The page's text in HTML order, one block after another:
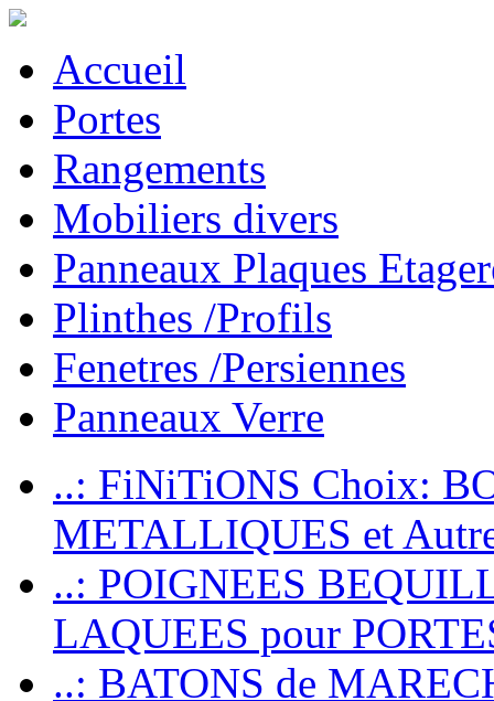
Accueil
Portes
Rangements
Mobiliers divers
Panneaux Plaques
Plinthes /Profils
Fenetres /Persiennes
Panneaux Verre
..: FiNiTiONS Choix:
METALLIQUES et
..: POIGNEES
LAQUEES pour
..: BATONS de